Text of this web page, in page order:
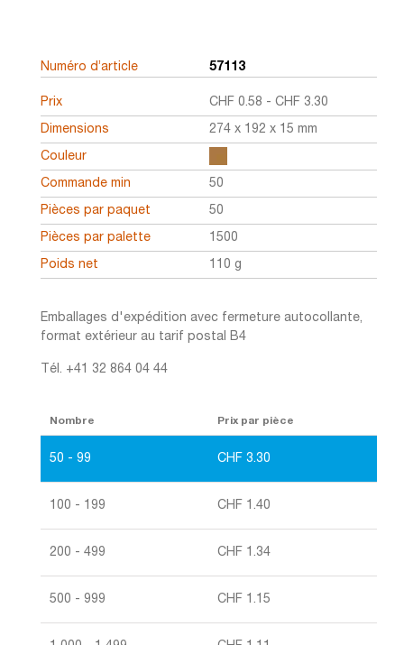
Numéro d’article 57113
Prix CHF 0.58 - CHF 3.30
Dimensions 274 x 192 x 15 mm
Couleur
Commande min 50
Pièces par paquet 50
Pièces par palette 1500
Poids net 110 g
Emballages d'expédition avec fermeture autocollante,
format extérieur au tarif postal B4
Tél. +41 32 864 04 44
Nombre Prix par pièce
50 - 99 CHF 3.30
100 - 199 CHF 1.40
200 - 499 CHF 1.34
500 - 999 CHF 1.15